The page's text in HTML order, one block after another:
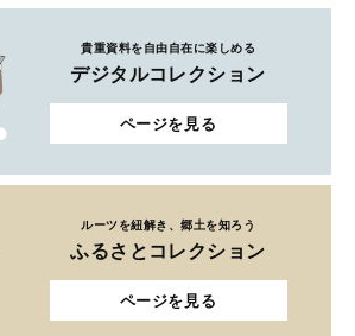
貴重資料を自由自在に楽しめる
デジタルコレクション
ページを見る
ルーツを紐解き、郷土を知ろう
ふるさとコレクション
ページを見る